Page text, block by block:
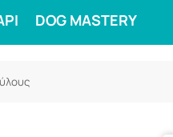
DOG MASTERY